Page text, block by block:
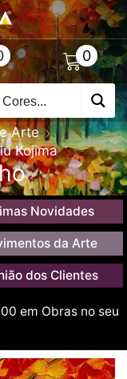
0
Arte
Kojima
Novidades
da Arte
dos Clientes
em Obras no seu